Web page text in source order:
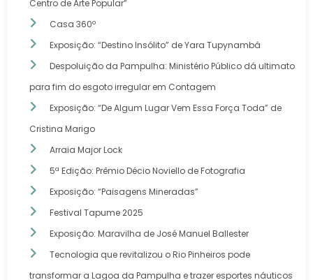
Centro de Arte Popular”
Casa 360º
Exposição: “Destino Insólito” de Yara Tupynambá
Despoluição da Pampulha: Ministério Público dá ultimato
para fim do esgoto irregular em Contagem
Exposição: “De Algum Lugar Vem Essa Força Toda” de
Cristina Marigo
Arraia Major Lock
5ª Edição: Prêmio Décio Noviello de Fotografia
Exposição: “Paisagens Mineradas”
Festival Tapume 2025
Exposição: Maravilha de José Manuel Ballester
Tecnologia que revitalizou o Rio Pinheiros pode
transformar a Lagoa da Pampulha e trazer esportes náuticos